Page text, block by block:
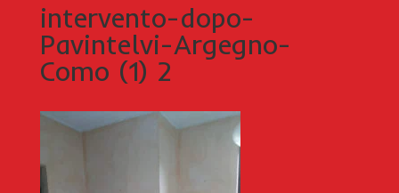
intervento-dopo-
Pavintelvi-Argegno-
Como (1) 2